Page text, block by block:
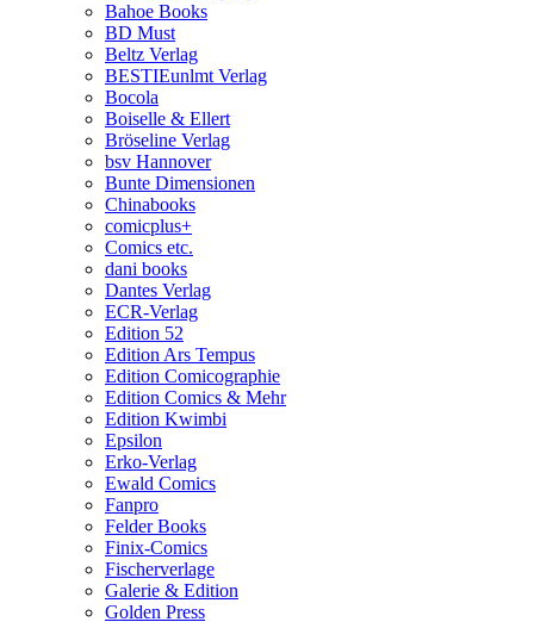
Bahoe Books
BD Must
Beltz Verlag
BESTIEunlmt Verlag
Bocola
Boiselle & Ellert
Bröseline Verlag
bsv Hannover
Bunte Dimensionen
Chinabooks
comicplus+
Comics etc.
dani books
Dantes Verlag
ECR-Verlag
Edition 52
Edition Ars Tempus
Edition Comicographie
Edition Comics & Mehr
Edition Kwimbi
Epsilon
Erko-Verlag
Ewald Comics
Fanpro
Felder Books
Finix-Comics
Fischerverlage
Galerie & Edition
Golden Press